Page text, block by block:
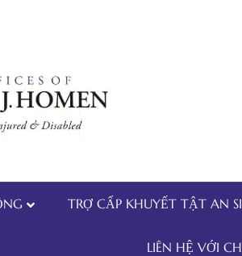
TRỢ CẤP KHUYẾT TẬT AN
LIÊN HỆ VỚI